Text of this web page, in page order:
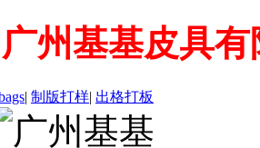
州基基皮具
| 制版打样| 出格打板